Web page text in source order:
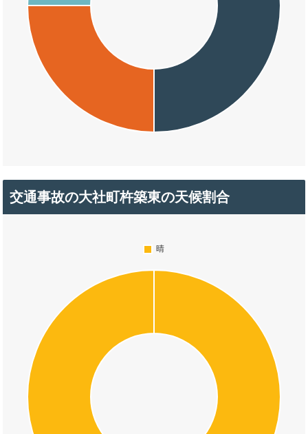
交通事故の大社町杵築東の天候割合